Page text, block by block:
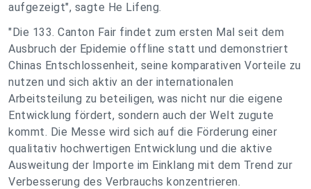
aufgezeigt", sagte He Lifeng.
"Die 133. Canton Fair findet zum ersten Mal seit dem
Ausbruch der Epidemie offline statt und demonstriert
Chinas Entschlossenheit, seine komparativen Vorteile zu
nutzen und sich aktiv an der internationalen
Arbeitsteilung zu beteiligen, was nicht nur die eigene
Entwicklung fördert, sondern auch der Welt zugute
kommt. Die Messe wird sich auf die Förderung einer
qualitativ hochwertigen Entwicklung und die aktive
Ausweitung der Importe im Einklang mit dem Trend zur
Verbesserung des Verbrauchs konzentrieren.